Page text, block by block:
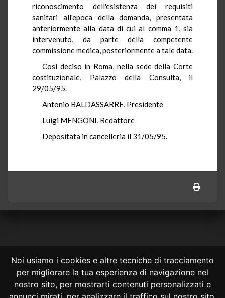
Noi usiamo i cookies e altre tecniche di tracciamento
per migliorare la tua esperienza di navigazione nel
nostro sito, per mostrarti contenuti personalizzati e
riconoscimento dell'esistenza dei requisiti
sanitari all'epoca della domanda, presentata
anteriormente alla data di cui al comma 1, sia
intervenuto, da parte della competente
commissione medica, posteriormente a tale data.
Così deciso in Roma, nella sede della Corte
costituzionale, Palazzo della Consulta, il
29/05/95.
Antonio BALDASSARRE, Presidente
Luigi MENGONI, Redattore
Depositata in cancelleria il 31/05/95.
CONSULTA ONLINE DAL 1995 -NOTE LEGALI
Consulta OnLine non ha prodotto e non è responsabile per i contenuti e